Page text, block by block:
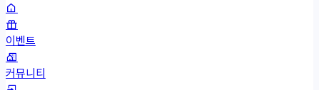
이벤트
커뮤니티